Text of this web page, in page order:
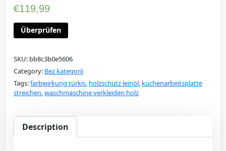
€119,99
Überprüfen
SKU: bb8c3b0e5606
Category: Bez kategorii
Tags:farbwirkung türkis, holzschutz leinöl, küchenarbeitsplatte
streichen,waschmaschine verkleiden holz
Description